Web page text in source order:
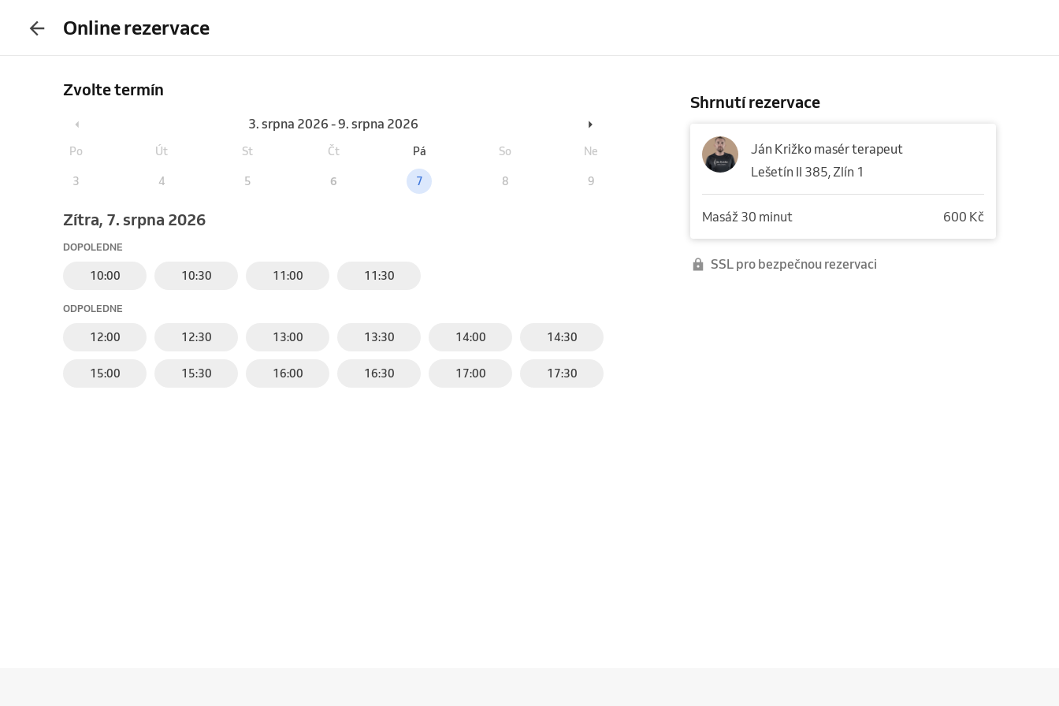
Online rezervace
Zvolte termín
3. srpna 2026 - 9. srpna 2026
Po Út St Čt Pá So Ne
3 4 5 6 7 8 9
Zítra, 7. srpna 2026
DOPOLEDNE
10:00 10:30 11:00 11:30
ODPOLEDNE
12:00 12:30 13:00 13:30 14:00 14:30
15:00 15:30 16:00 16:30 17:00 17:30
Shrnutí rezervace
Ján Križko masér terapeut
Lešetín II 385, Zlín 1
Masáž 30 minut 600 Kč
SSL pro bezpečnou rezervaci